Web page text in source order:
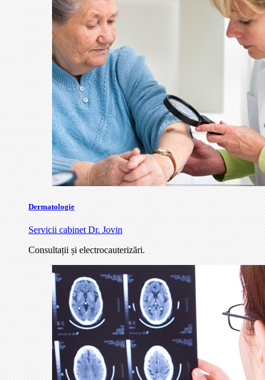
Dermatologie
Servicii cabinet Dr. Jovin
Consultații și electrocauterizări.